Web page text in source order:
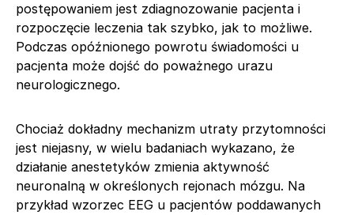
postępowaniem jest zdiagnozowanie pacjenta i
rozpoczęcie leczenia tak szybko, jak to możliwe.
Podczas opóźnionego powrotu świadomości u
pacjenta może dojść do poważnego urazu
neurologicznego.
Chociaż dokładny mechanizm utraty przytomności
jest niejasny, w wielu badaniach wykazano, że
działanie anestetyków zmienia aktywność
neuronalną w określonych rejonach mózgu. Na
przykład wzorzec EEG u pacjentów poddawanych